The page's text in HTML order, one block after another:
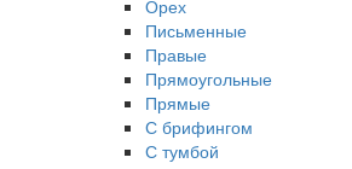
Орех
Письменные
Правые
Прямоугольные
Прямые
С брифингом
С тумбой